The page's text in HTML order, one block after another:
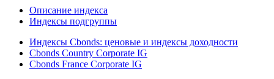
Описание индекса
Индексы подгруппы
Индексы Cbonds: ценовые и индексы доходности
Cbonds Country Corporate IG
Cbonds France Corporate IG